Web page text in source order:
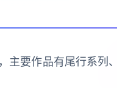
要作品有尾行系列